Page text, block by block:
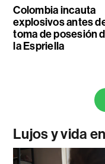
Colombia incauta
explosivos antes
toma de posesión
la Espriella
Lujos y vida